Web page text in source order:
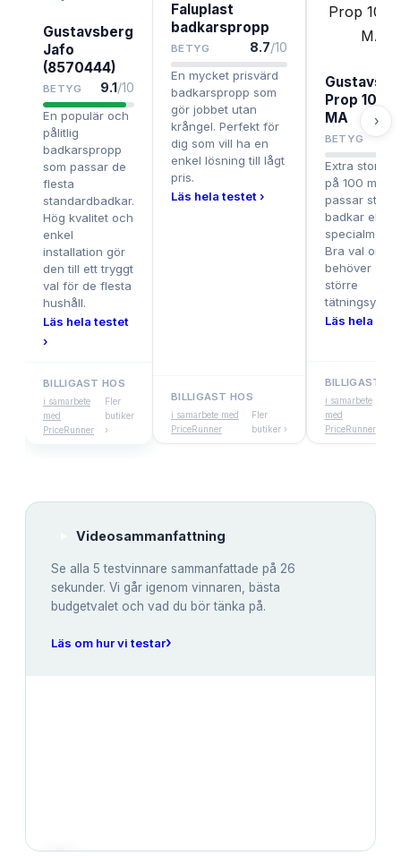
Gustavsberg
Jafo
(8570444)
BETYG 9.1/10
En populär och
pålitlig
badkarspropp
som passar de
flesta
standardbadkar.
Hög kvalitet och
enkel
installation gör
den till ett tryggt
val för de flesta
hushåll.
Läs hela testet
›
BILLIGAST HOS
i samarbete
med
PriceRunner
Fler
butiker
›
Faluplast
badkarspropp
BETYG 8.7/10
En mycket prisvärd
badkarspropp som
gör jobbet utan
krångel. Perfekt för
dig som vill ha en
enkel lösning till lågt
pris.
Läs hela testet ›
BILLIGAST HOS
i samarbete med
PriceRunner
Fler
butiker ›
Prop
MA
BETYG
Extra stor
på 100 mm
passar större
badkar eller
Bra val om
behöver en
större
tätningsyta.
Läs hela
BILLIGAST
i samarbete
med
PriceRunner
›
Videosammanfattning
Se alla 5 testvinnare sammanfattade på 26
sekunder. Vi går igenom vinnaren, bästa
budgetvalet och vad du bör tänka på.
Läs om hur vi testar›